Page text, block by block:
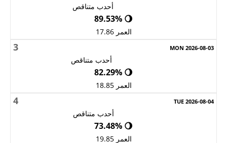
أحدب متناقص
🌖 89.53%
العمر 17.86
3
أحدب متناقص
🌖 82.29%
العمر 18.85
4
أحدب متناقص
🌖 73.48%
العمر 19.85